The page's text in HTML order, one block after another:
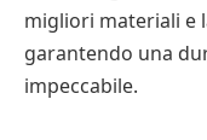
migliori materiali e
garantendo una
impeccabile.